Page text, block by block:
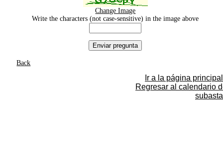
Change Image
Write the characters (not case-sensitive) in the image above
Back
Ir a la página principal
Regresar al calendario